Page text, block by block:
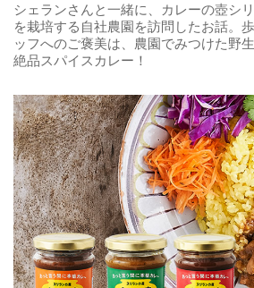
シェランさんと一緒に、カレーの壺シ
を栽培する自社農園を訪問したお話。
ッフへのご褒美は、農園でみつけた野
絶品スパイスカレー！